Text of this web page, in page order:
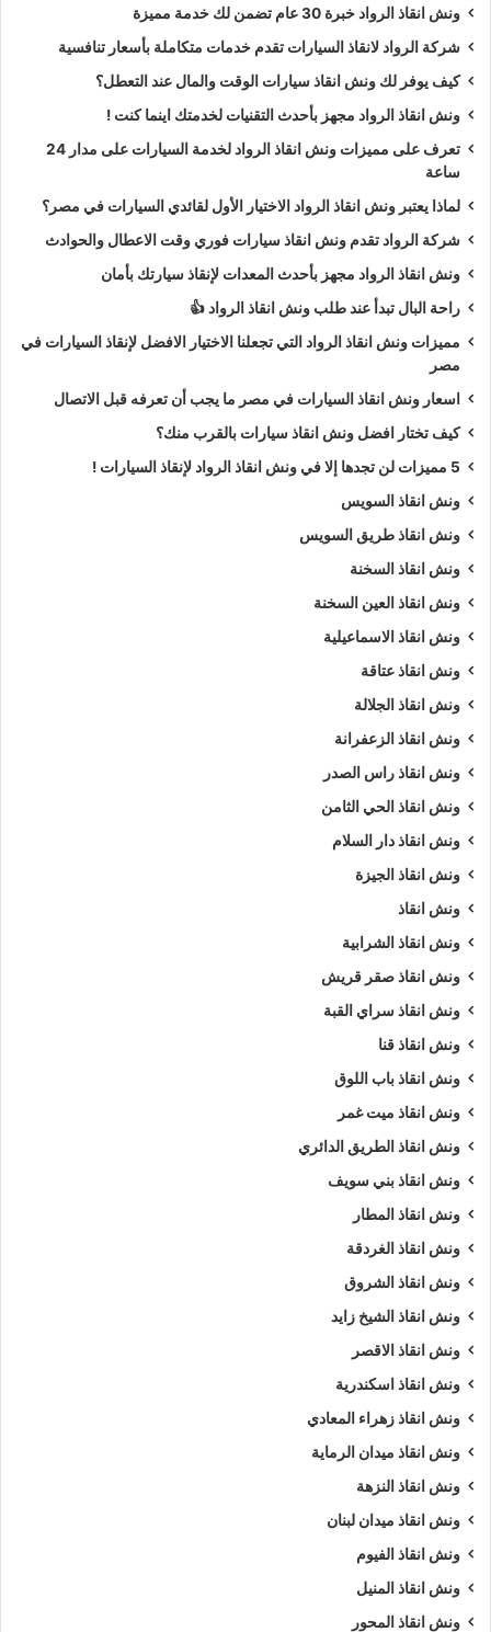
ونش انقاذ الرواد خبرة 30 عام تضمن لك خدمة مميزة
شركة الرواد لانقاذ السيارات تقدم خدمات متكاملة بأسعار تنافسية
كيف يوفر لك ونش انقاذ سيارات الوقت والمال عند التعطل؟
ونش انقاذ الرواد مجهز بأحدث التقنيات لخدمتك اينما كنت !
تعرف على مميزات ونش انقاذ الرواد لخدمة السيارات على مدار 24
ساعة
لماذا يعتبر ونش انقاذ الرواد الاختيار الأول لقائدي السيارات في مصر؟
شركة الرواد تقدم ونش انقاذ سيارات فوري وقت الاعطال والحوادث
ونش انقاذ الرواد مجهز بأحدث المعدات لإنقاذ سيارتك بأمان
راحة البال تبدأ عند طلب ونش انقاذ الرواد 👍
مميزات ونش انقاذ الرواد التي تجعلنا الاختيار الافضل لإنقاذ السيارات في
مصر
اسعار ونش انقاذ السيارات في مصر ما يجب أن تعرفه قبل الاتصال
كيف تختار افضل ونش انقاذ سيارات بالقرب منك؟
5 مميزات لن تجدها إلا في ونش انقاذ الرواد لإنقاذ السيارات !
ونش انقاذ السويس
ونش انقاذ طريق السويس
ونش انقاذ السخنة
ونش انقاذ العين السخنة
ونش انقاذ الاسماعيلية
ونش انقاذ عتاقة
ونش انقاذ الجلالة
ونش انقاذ الزعفرانة
ونش انقاذ راس الصدر
ونش انقاذ الحي الثامن
ونش انقاذ دار السلام
ونش انقاذ الجيزة
ونش انقاذ
ونش انقاذ الشرابية
ونش انقاذ صقر قريش
ونش انقاذ سراي القبة
ونش انقاذ قنا
ونش انقاذ باب اللوق
ونش انقاذ ميت غمر
ونش انقاذ الطريق الدائري
ونش انقاذ بني سويف
ونش انقاذ المطار
ونش انقاذ الغردقة
ونش انقاذ الشروق
ونش انقاذ الشيخ زايد
ونش انقاذ الاقصر
ونش انقاذ اسكندرية
ونش انقاذ زهراء المعادي
ونش انقاذ ميدان الرماية
ونش انقاذ النزهة
ونش انقاذ ميدان لبنان
ونش انقاذ الفيوم
ونش انقاذ المنيل
ونش انقاذ المحور